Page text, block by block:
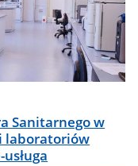
Sanitarnego w
laboratoriów